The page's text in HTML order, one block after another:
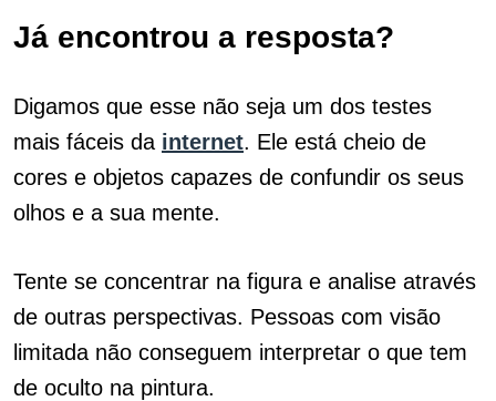
Já encontrou a resposta?
Digamos que esse não seja um dos testes
mais fáceis da internet. Ele está cheio de
cores e objetos capazes de confundir os seus
olhos e a sua mente.
Tente se concentrar na figura e analise através
de outras perspectivas. Pessoas com visão
limitada não conseguem interpretar o que tem
de oculto na pintura.